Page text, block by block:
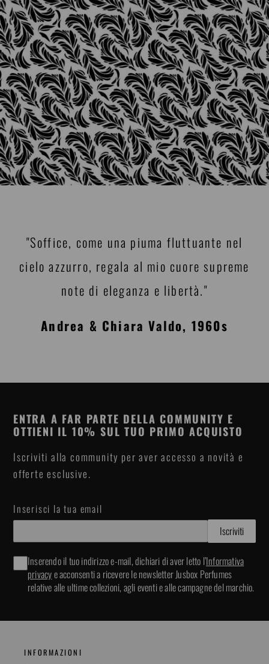
"Soffice, come una piuma fluttuante nel
cielo azzurro, regala al mio cuore supreme
note di eleganza e libertà."
Andrea & Chiara Valdo, 1960s
ENTRA A FAR PARTE DELLA COMMUNITY E
OTTIENI IL 10% SUL TUO PRIMO ACQUISTO
Iscriviti alla community per aver accesso a novità e
offerte esclusive.
Inserisci la tua email
Inserendo il tuo indirizzo e-mail, dichiari di aver letto l’Informativa
privacye acconsenti a ricevere le newsletter Jusbox Perfumes
relative alle ultime collezioni, agli eventi e alle campagne del marchio.
INFORMAZIONI